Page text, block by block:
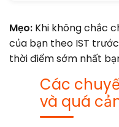
Mẹo: Khi không chắc
của bạn theo IST
thời điểm sớm nhất
Các
và quá